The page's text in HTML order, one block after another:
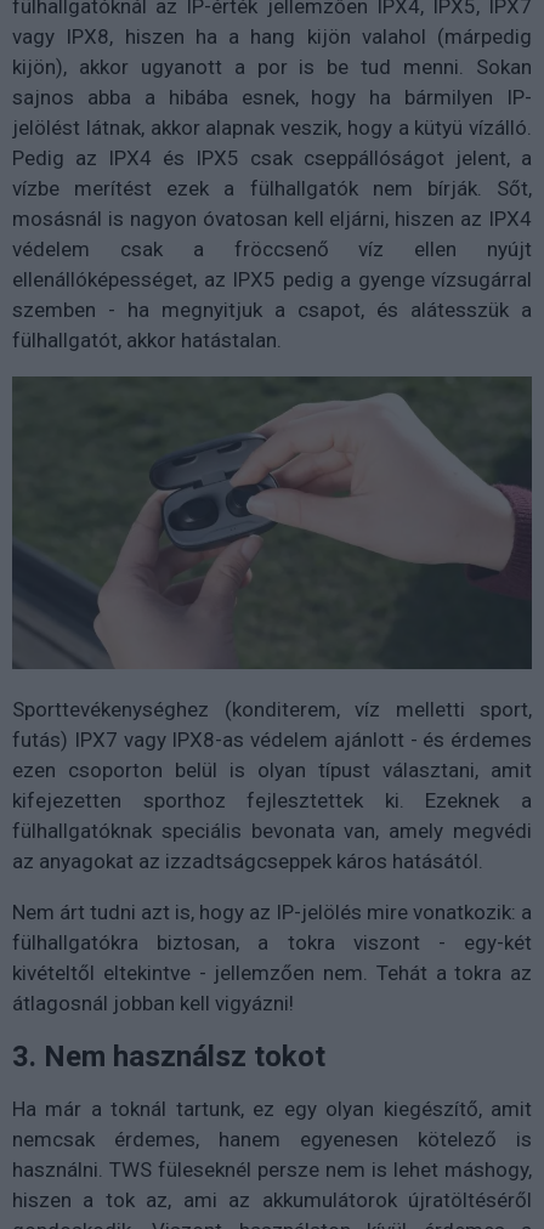
fülhallgatóknál az IP-érték jellemzően IPX4, IPX5, IPX7
vagy IPX8, hiszen ha a hang kijön valahol (márpedig
kijön), akkor ugyanott a por is be tud menni. Sokan
sajnos abba a hibába esnek, hogy ha bármilyen IP-
jelölést látnak, akkor alapnak veszik, hogy a kütyü vízálló.
Pedig az IPX4 és IPX5 csak cseppállóságot jelent, a
vízbe merítést ezek a fülhallgatók nem bírják. Sőt,
mosásnál is nagyon óvatosan kell eljárni, hiszen az IPX4
védelem csak a fröccsenő víz ellen nyújt
ellenállóképességet, az IPX5 pedig a gyenge vízsugárral
szemben - ha megnyitjuk a csapot, és alátesszük a
fülhallgatót, akkor hatástalan.
Sporttevékenységhez (konditerem, víz melletti sport,
futás) IPX7 vagy IPX8-as védelem ajánlott - és érdemes
ezen csoporton belül is olyan típust választani, amit
kifejezetten sporthoz fejlesztettek ki. Ezeknek a
fülhallgatóknak speciális bevonata van, amely megvédi
az anyagokat az izzadtságcseppek káros hatásától.
Nem árt tudni azt is, hogy az IP-jelölés mire vonatkozik: a
fülhallgatókra biztosan, a tokra viszont - egy-két
kivételtől eltekintve - jellemzően nem. Tehát a tokra az
átlagosnál jobban kell vigyázni!
3. Nem használsz tokot
Ha már a toknál tartunk, ez egy olyan kiegészítő, amit
nemcsak érdemes, hanem egyenesen kötelező is
használni. TWS füleseknél persze nem is lehet máshogy,
hiszen a tok az, ami az akkumulátorok újratöltéséről